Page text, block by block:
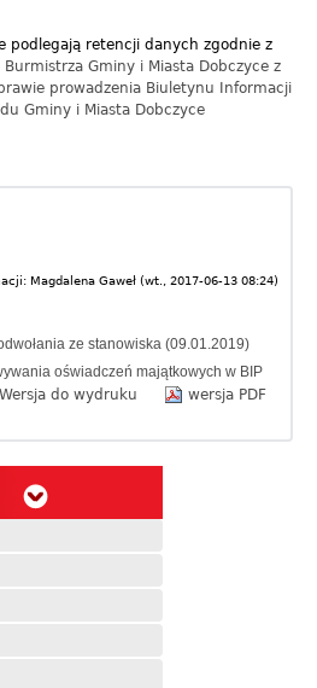
a
c
j
y
G
m
n
podlegają retencji danych zgodnie z
Gminy i Miasta Dobczyce z
prowadzenia Biuletynu Informacji
Gminy i Miasta Dobczyce
Magdalena Gaweł (wt., 2017-06-13 08:24)
ze stanowiska (09.01.2019)
oświadczeń majątkowych w BIP
Wersja do wydruku
wersja PDF